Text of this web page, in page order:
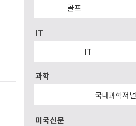
골프
IT
IT
과학
국내과학저널
미국신문